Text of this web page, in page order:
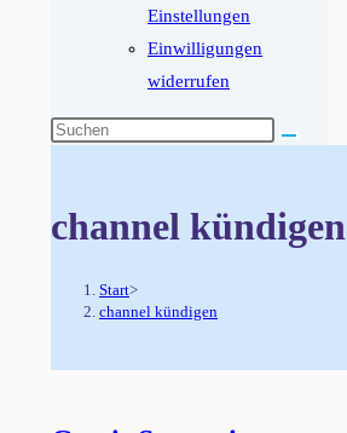
Einstellungen
Einwilligungen
widerrufen
Diese
channel kündigen
Start>
channel kündigen